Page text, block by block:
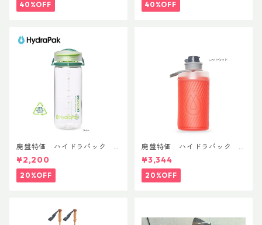
40%OFF 40%OFF
廃盤特価 ハイドラパック
リーコン ツイスト＆シップ 50
0ml
¥2,200
20%OFF
廃盤特価 ハイドラパック
フラックス 750ml
¥3,344
20%OFF